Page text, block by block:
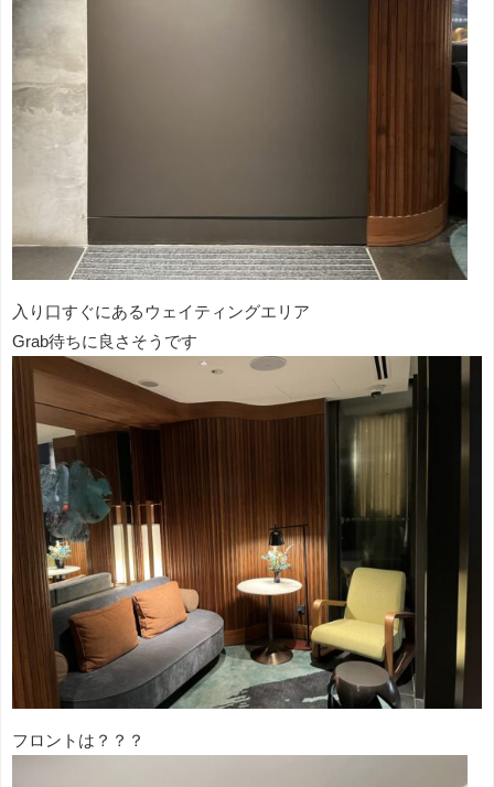
入り口すぐにあるウェイティングエリア
Grab待ちに良さそうです
フロントは？？？